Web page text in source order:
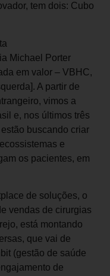
tem dois: Cubo
Michael Porter
em valor – VBHC,
A partir de
vimos a
e, nos últimos três
buscando criar
e
os pacientes, em
de soluções, o
vendas de cirurgias
está montando
que vai de
(gestão de saúde
de